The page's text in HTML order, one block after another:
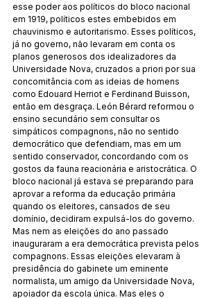
esse poder aos políticos do bloco nacional
em 1919, políticos estes embebidos em
chauvinismo e autoritarismo. Esses políticos,
já no governo, não levaram em conta os
planos generosos dos idealizadores da
Universidade Nova, cruzados a priori por sua
concomitância com as ideias de homens
como Edouard Herriot e Ferdinand Buisson,
então em desgraça. León Bérard reformou o
ensino secundário sem consultar os
simpáticos compagnons, não no sentido
democrático que defendiam, mas em um
sentido conservador, concordando com os
gostos da fauna reacionária e aristocrática. O
bloco nacional já estava se preparando para
aprovar a reforma da educação primária
quando os eleitores, cansados de seu
domínio, decidiram expulsá-los do governo.
Mas nem as eleições do ano passado
inauguraram a era democrática prevista pelos
compagnons. Essas eleições elevaram à
presidência do gabinete um eminente
normalista, um amigo da Universidade Nova,
apoiador da escola única. Mas eles o